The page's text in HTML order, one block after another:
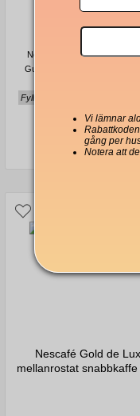
Nescafé Espresso Intenso
Gusto-kompatibla
Fyllig, sammetslen, nötig &
160 Kr
Nescafé Gold de
mellanrostat snabbkaffe
Vi lämnar
gång per
Notera att